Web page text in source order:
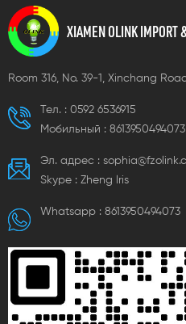
XIAMEN OLINK IMPORT
Room 316, No. 39-1, Xinchang
Тел. : 0592 6536915
Мобильный : 8613950494073
Эл. адрес :
Skype : Zheng lris
Whatsapp : 8613950494073